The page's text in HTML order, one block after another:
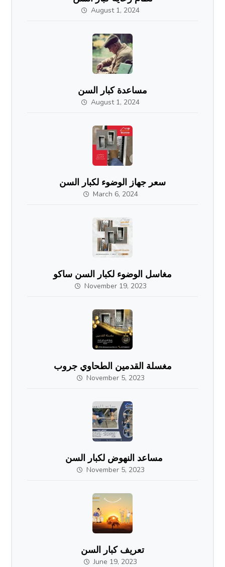
August 1, 2024
مساعدة كبار السن
August 1, 2024
سعر جهاز الوضوء لكبار السن
March 6, 2024
مغاسل الوضوء لكبار السن ساكو
November 19, 2023
مغسلة القدمين الطحاوي جروب
November 5, 2023
مساعد النهوض لكبار السن
November 5, 2023
تعريف كبار السن
June 19, 2023